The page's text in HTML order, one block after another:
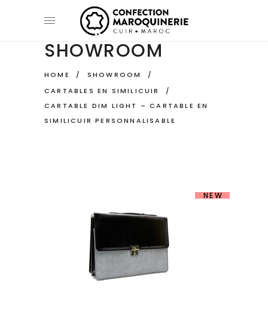
SHOWROOM
HOME / SHOWROOM
/
CARTABLES EN SIMILICUIR
/
CARTABLE DIM LIGHT – CARTABLE EN
SIMILICUIR PERSONNALISABLE
NEW